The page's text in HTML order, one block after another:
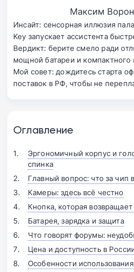
Максим
Инсайт: сенсорная иллюзия
Key запускает ассистента
Вердикт: берите смело ради
мощной батареи и компактного
Мой совет: дождитесь старта
поставок в РФ, чтобы не
Оглавление
Эргономичный корпус и
спинка
Главный вопрос: что за чип
Камеры: здесь всё честно
Кнопка, которая
Батарея, зарядка и защита
Что говорят форумы:
Цена и доступность в
Особенности